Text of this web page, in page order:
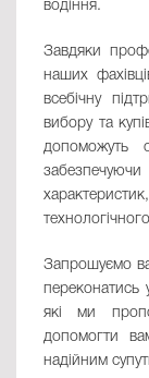
водіння.
Завдяки
наших
всебічну
вибору та
допоможуть
Запрошуємо
переконатись
які ми
допомогти
надійним